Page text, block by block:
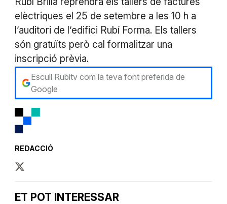
elèctriques el 25 de setembre a les 10 h a
l’auditori de l’edifici Rubí Forma. Els tallers
són gratuïts però cal formalitzar una
inscripció prèvia.
Escull Rubitv com la teva font preferida de
Google
REDACCIÓ
ET POT INTERESSAR